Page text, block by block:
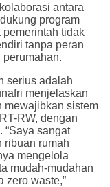
antara
program
tidak
tanpa peran
serius adalah
menjelaskan
mewajibkan sistem
RW, dengan
“Saya sangat
ribuan rumah
mengelola
mudah-mudahan
zero waste,”